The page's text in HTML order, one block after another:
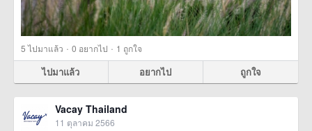
5ไปมาแล้ว · 0 อยากไป · 1 ถูกใจ
ไปมาแล้ว อยากไป ถูกใจ
Vacay Thailand
11 ตุลาคม 2566